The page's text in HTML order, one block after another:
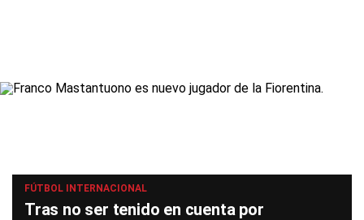
FÚTBOL INTERNACIONAL
Tras no ser tenido en cuenta por